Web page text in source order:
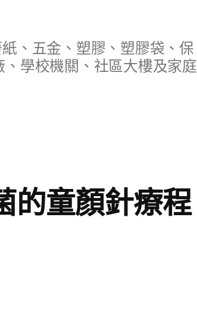
、五金、塑膠、塑膠袋、保
學校機關、社區大樓及家庭
的童顏針療程